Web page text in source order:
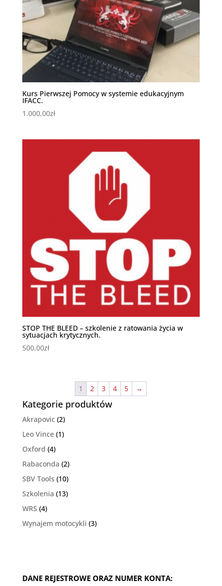
Kurs Pierwszej Pomocy w systemie edukacyjnym
IFACC.
1.000,00zł
STOP THE BLEED – szkolenie z ratowania życia w
sytuacjach krytycznych.
500,00zł
1 2 3 4 5 →
Kategorie produktów
Akrapovic (2)
Leo Vince (1)
Oxford (4)
Rabaconda (2)
SBV Tools (10)
Szkolenia (13)
WRS (4)
Wynajem motocykli (3)
DANE REJESTROWE ORAZ NUMER KONTA: